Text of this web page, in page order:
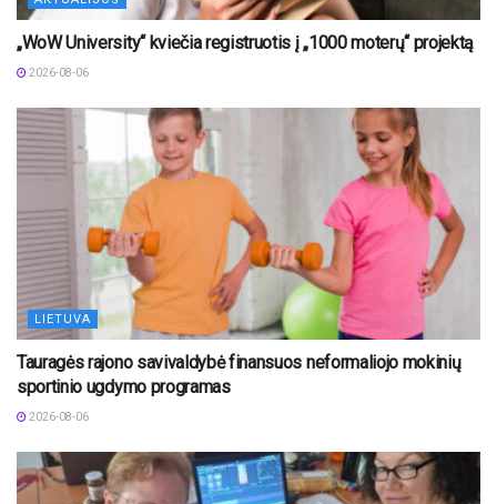
„WoW University“ kviečia registruotis į „1000 moterų“ projektą
2026-08-06
LIETUVA
Tauragės rajono savivaldybė finansuos neformaliojo mokinių
sportinio ugdymo programas
2026-08-06